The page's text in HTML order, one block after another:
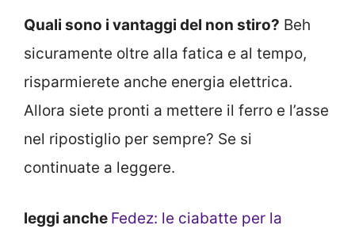
Quali sono i vantaggi del non stiro? Beh
sicuramente oltre alla fatica e al tempo,
risparmierete anche energia elettrica.
Allora siete pronti a mettere il ferro e l’asse
nel ripostiglio per sempre? Se si
continuate a leggere.
leggi anche Fedez: le ciabatte per la